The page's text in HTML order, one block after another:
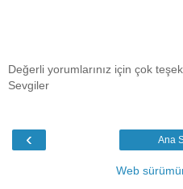
Değerli yorumlarınız için çok
Sevgiler
‹ Ana
Web